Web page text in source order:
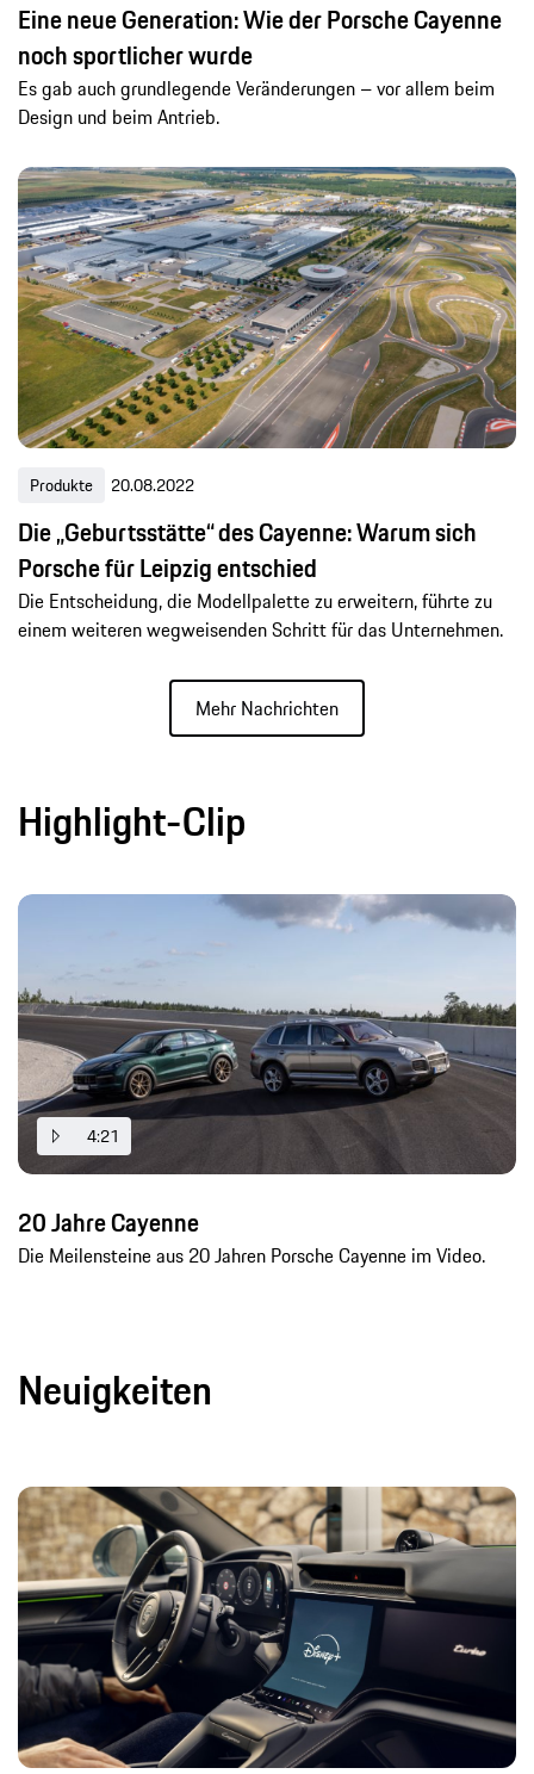
Eine neue Generation: Wie der Porsche Cayenne
noch sportlicher wurde
Es gab auch grundlegende Veränderungen – vor allem beim
Design und beim Antrieb.
Produkte 20.08.2022
Die „Geburtsstätte“ des Cayenne: Warum sich
Porsche für Leipzig entschied
Die Entscheidung, die Modellpalette zu erweitern, führte zu
einem weiteren wegweisenden Schritt für das Unternehmen.
Mehr Nachrichten
Highlight-Clip
4:21
20 Jahre Cayenne
Die Meilensteine aus 20 Jahren Porsche Cayenne im Video.
Neuigkeiten